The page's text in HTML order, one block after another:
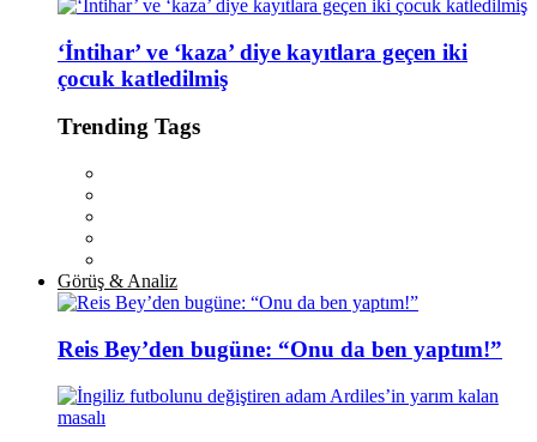
‘İntihar’ ve ‘kaza’ diye kayıtlara geçen iki
çocuk katledilmiş
Trending Tags
Görüş & Analiz
Reis Bey’den bugüne: “Onu da ben yaptım!”